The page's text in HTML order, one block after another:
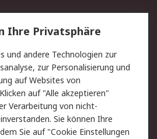
Lieferlösungen
Kontakt
Privatkunden
Datenschutz
Ihre Privatsphäre
und andere Technologien zur
zur Personalisierung und
auf Websites von
auf "Alle akzeptieren"
Verarbeitung von nicht-
Sie können Ihre
Sie auf "Cookie Einstellungen